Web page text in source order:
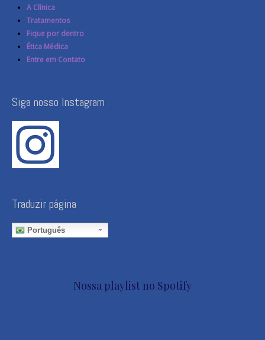
A Clínica
Tratamentos
Fique por dentro
Ética Médica
Entre em Contato
Siga nosso Instagram
Traduzir página
Português
Nossa playlist no Spotify